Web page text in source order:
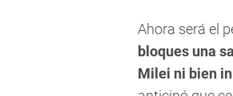
Ahora será el
bloques una
Milei ni bien